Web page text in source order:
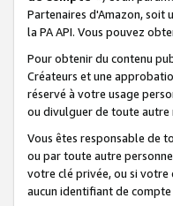
Partenaires d'Amazon, soit
la PA API. Vous pouvez
Pour obtenir du contenu
Créateurs et une
réservé à votre usage
ou divulguer de toute autre
Vous êtes responsable de
ou par toute autre
votre clé privée, ou si votre
aucun identifiant de